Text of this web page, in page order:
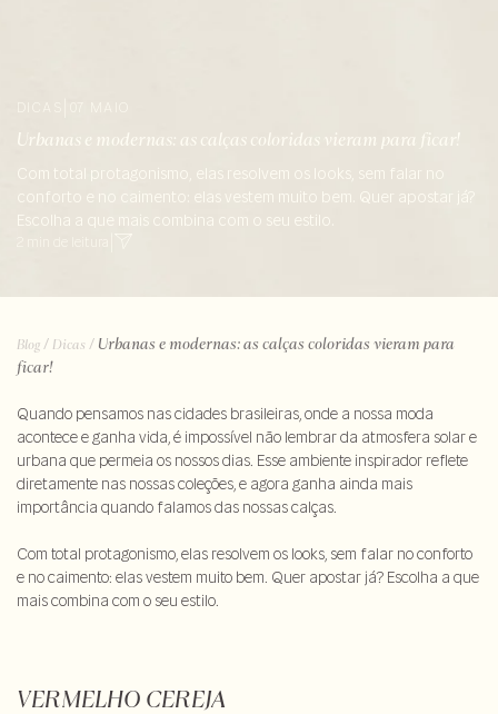
Urbanas e modernas: as calças coloridas vieram para ficar!
Com total protagonismo, elas resolvem os looks, sem falar no
conforto e no caimento: elas vestem muito bem. Quer apostar já?
Escolha a que mais combina com o seu estilo.
Blog / Dicas / Urbanas e modernas: as calças coloridas vieram para
ficar!
Quando pensamos nas cidades brasileiras, onde a nossa moda
acontece e ganha vida, é impossível não lembrar da atmosfera solar e
urbana que permeia os nossos dias. Esse ambiente inspirador reflete
diretamente nas nossas coleções, e agora ganha ainda mais
importância quando falamos das nossas calças.
Com total protagonismo, elas resolvem os looks, sem falar no conforto
e no caimento: elas vestem muito bem. Quer apostar já? Escolha a que
mais combina com o seu estilo.
VERMELHO CEREJA